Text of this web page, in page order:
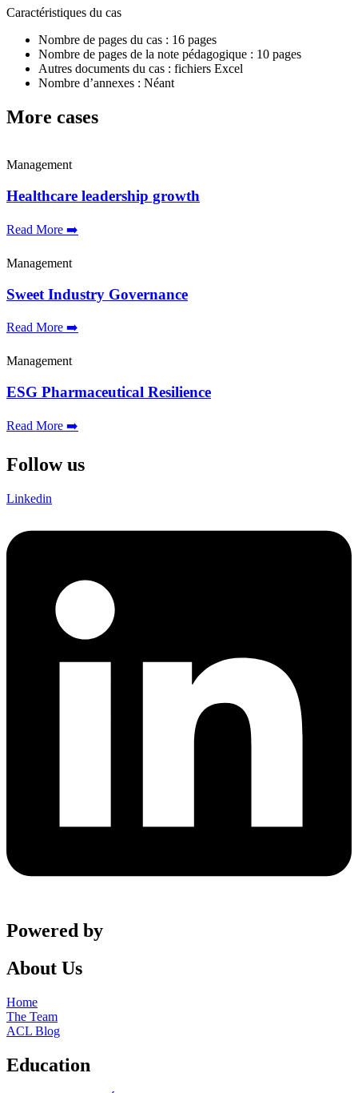
Caractéristiques du cas
Nombre de pages du cas : 16 pages
Nombre de pages de la note pédagogique : 10 pages
Autres documents du cas : fichiers Excel
Nombre d’annexes : Néant
More cases
Management
Healthcare leadership growth
Read More ➡️
Management
Sweet Industry Governance
Read More ➡️
Management
ESG Pharmaceutical Resilience
Read More ➡️
Follow us
Linkedin
Powered by
About Us
Home
The Team
ACL Blog
Education